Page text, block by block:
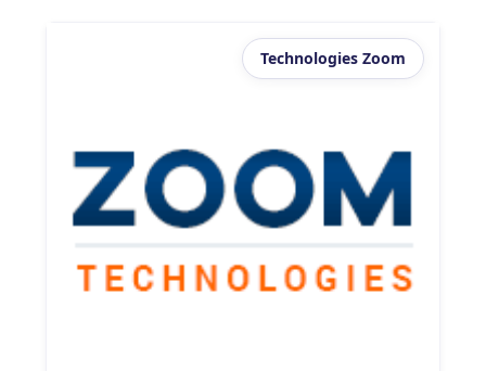
Technologies Zoom